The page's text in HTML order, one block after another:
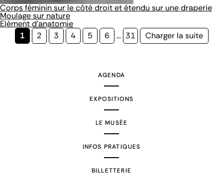
Corps féminin sur le côté droit et étendu sur une draperie
Moulage sur nature
Elément d'anatomie
Page
1 Page
2 Page
3 Page
4 Page
5 Page
6 … Page
31
Page
Charger la suite
AGENDA
EXPOSITIONS
LE MUSÉE
INFOS PRATIQUES
BILLETTERIE